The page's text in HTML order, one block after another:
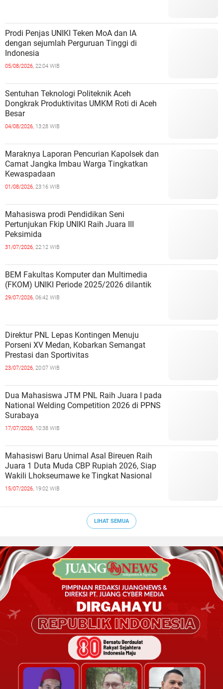
Prodi Penjas UNIKI Teken MoA dan IA
dengan sejumlah Perguruan Tinggi di
Indonesia
05/08/2026, 22:04 WIB
Sentuhan Teknologi Politeknik Aceh
Dongkrak Produktivitas UMKM Roti di Aceh
Besar
04/08/2026, 13:28 WIB
Maraknya Laporan Pencurian Kapolsek dan
Camat Jangka Imbau Warga Tingkatkan
Kewaspadaan
01/08/2026, 23:16 WIB
Mahasiswa prodi Pendidikan Seni
Pertunjukan Fkip UNIKI Raih Juara III
Peksimida
31/07/2026, 22:12 WIB
BEM Fakultas Komputer dan Multimedia
(FKOM) UNIKI Periode 2025/2026 dilantik
29/07/2026, 06:42 WIB
Direktur PNL Lepas Kontingen Menuju
Porseni XV Medan, Kobarkan Semangat
Prestasi dan Sportivitas
23/07/2026, 20:07 WIB
Dua Mahasiswa JTM PNL Raih Juara I pada
National Welding Competition 2026 di PPNS
Surabaya
17/07/2026, 10:38 WIB
Mahasiswi Baru Unimal Asal Bireuen Raih
Juara 1 Duta Muda CBP Rupiah 2026, Siap
Wakili Lhokseumawe ke Tingkat Nasional
15/07/2026, 19:02 WIB
LIHAT SEMUA